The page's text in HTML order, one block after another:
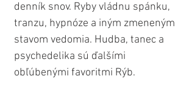
denník snov. Ryby vládnu spánku,
tranzu, hypnóze a iným zmeneným
stavom vedomia. Hudba, tanec a
psychedelika sú ďalšími
obľúbenými favoritmi Rýb.